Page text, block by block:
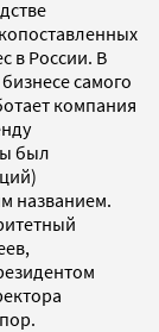
в России. В
самого
компания
был
названием.